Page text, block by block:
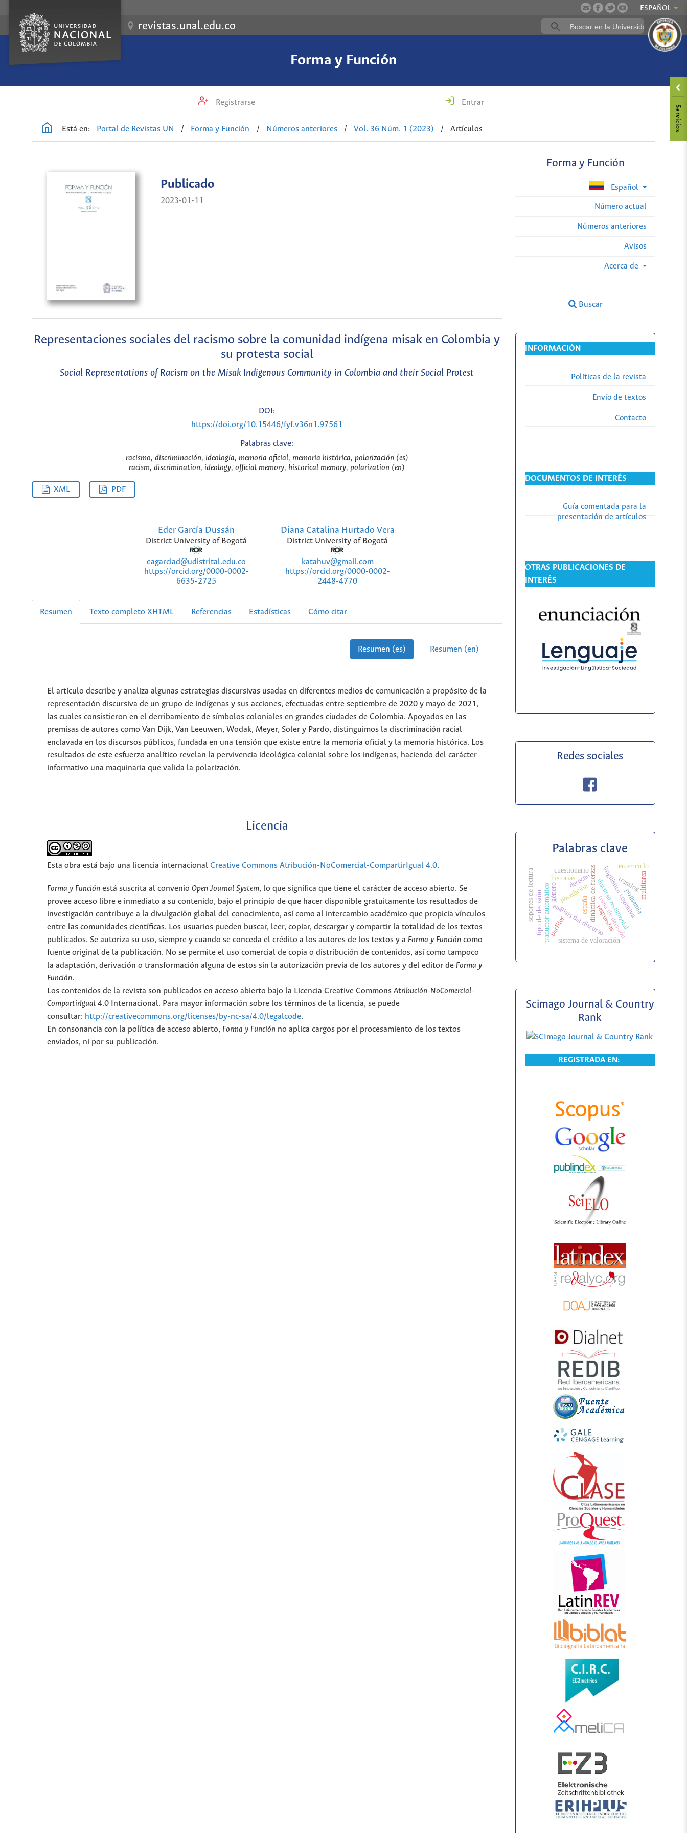
ESPAÑOL
revistas.unal.edu.co
Forma y Función
Registrarse Entrar
Está en: Portal de Revistas UN / Forma y Función / Números anteriores / Vol. 36 Núm. 1 (2023) / Artículos
Forma y Función
Español
Número actual
Números anteriores
Avisos
Acerca de
Buscar
Publicado
2023-01-11
Representaciones sociales del racismo sobre la comunidad indígena misak en Colombia y
su protesta social
Social Representations of Racism on the Misak Indigenous Community in Colombia and their Social Protest
DOI:
https://doi.org/10.15446/fyf.v36n1.97561
Palabras clave:
racismo, discriminación, ideología, memoria oficial, memoria histórica, polarización (es)
racism, discrimination, ideology, official memory, historical memory, polarization (en)
XML PDF
Eder García Dussán
District University of Bogotá
eagarciad@udistrital.edu.co
https://orcid.org/0000-0002-
6635-2725
Diana Catalina Hurtado Vera
District University of Bogotá
katahuv@gmail.com
https://orcid.org/0000-0002-
2448-4770
Resumen Texto completo XHTML Referencias Estadísticas Cómo citar
Resumen (es) Resumen (en)
El artículo describe y analiza algunas estrategias discursivas usadas en diferentes medios de comunicación a propósito de la
representación discursiva de un grupo de indígenas y sus acciones, efectuadas entre septiembre de 2020 y mayo de 2021,
las cuales consistieron en el derribamiento de símbolos coloniales en grandes ciudades de Colombia. Apoyados en las
premisas de autores como Van Dijk, Van Leeuwen, Wodak, Meyer, Soler y Pardo, distinguimos la discriminación racial
enclavada en los discursos públicos, fundada en una tensión que existe entre la memoria oficial y la memoria histórica. Los
resultados de este esfuerzo analítico revelan la pervivencia ideológica colonial sobre los indígenas, haciendo del carácter
informativo una maquinaria que valida la polarización.
Licencia
Esta obra está bajo una licencia internacional Creative Commons Atribución-NoComercial-CompartirIgual 4.0.
Forma y Función está suscrita al convenio Open Journal System, lo que significa que tiene el carácter de acceso abierto. Se
provee acceso libre e inmediato a su contenido, bajo el principio de que hacer disponible gratuitamente los resultados de
investigación contribuye a la divulgación global del conocimiento, así como al intercambio académico que propicia vínculos
entre las comunidades científicas. Los usuarios pueden buscar, leer, copiar, descargar y compartir la totalidad de los textos
publicados. Se autoriza su uso, siempre y cuando se conceda el crédito a los autores de los textos y a Forma y Función como
fuente original de la publicación. No se permite el uso comercial de copia o distribución de contenidos, así como tampoco
la adaptación, derivación o transformación alguna de estos sin la autorización previa de los autores y del editor de Forma y
Función.
Los contenidos de la revista son publicados en acceso abierto bajo la Licencia Creative Commons Atribución-NoComercial-
CompartirIgual 4.0 Internacional. Para mayor información sobre los términos de la licencia, se puede
consultar: http://creativecommons.org/licenses/by-nc-sa/4.0/legalcode.
En consonancia con la política de acceso abierto, Forma y Función no aplica cargos por el procesamiento de los textos
enviados, ni por su publicación.
INFORMACIÓN
Políticas de la revista
Envío de textos
Contacto
DOCUMENTOS DE INTERÉS
Guía comentada para la
presentación de artículos
OTRAS PUBLICACIONES DE
INTERÉS
Redes sociales
Palabras clave
dinámica de fuerzasdiscurso testimonial
lingüística cognitiva
análisis del discurso
posedición
traductor automático translog
tipo de decisión toma de decisión
sistema de valoración
derecho
género
historias
respuestas
multitarea
perfiles
cuestionario
soportes de lectura
tercer ciclo
polisemia
españa
Scimago Journal & Country
Rank
REGISTRADA EN: